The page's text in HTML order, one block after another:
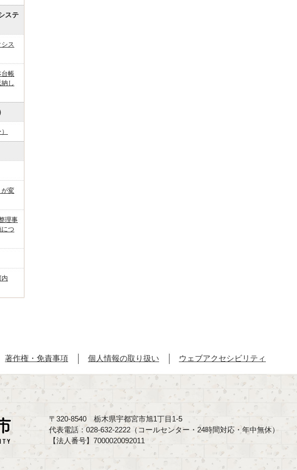
ステ
ス
台帳
し
が変
理事
つ
著作権・免責事項 個人情報の取り扱い ウェブアクセシビリティ
〒320-8540 栃木県宇都宮市旭1丁目1-5
代表電話：028-632-2222（コールセンター・24時間対応・年中無休）
【法人番号】7000020092011